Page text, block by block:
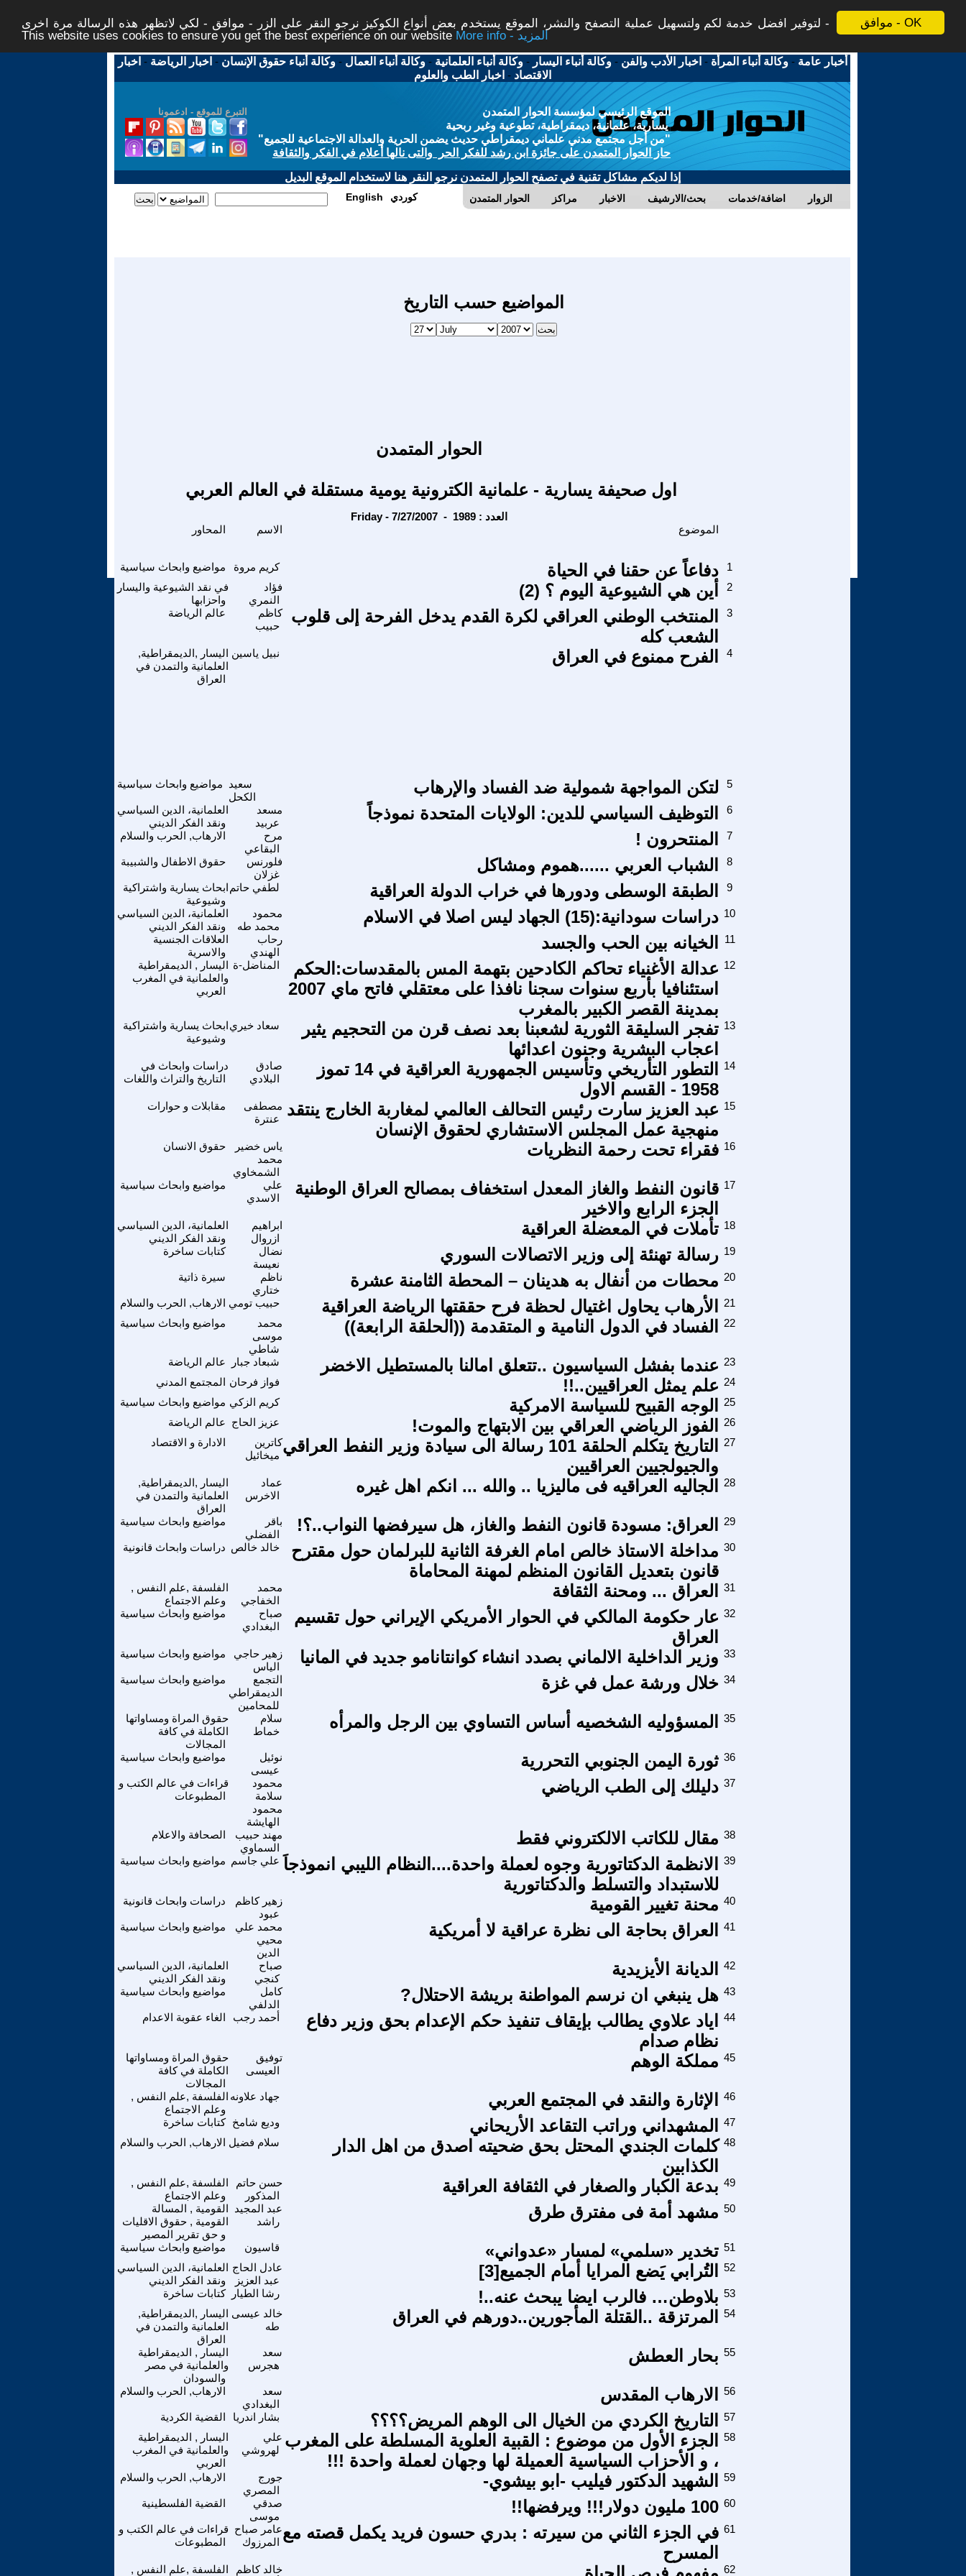
موافق - OK
لتوفير افضل خدمة لكم ولتسهيل عملية التصفح والنشر، الموقع يستخدم بعض أنواع الكوكيز نرجو النقر على الزر - موافق - لكي لاتظهر هذه الرسالة مرة اخرى -
This website uses cookies to ensure you get the best experience on our website
More info - المزيد
أخبار عامة -وكالة أنباء المرأة - اخبار الأدب والفن -وكالة أنباء اليسار -وكالة أنباء العلمانية -وكالة أنباء العمال -وكالة أنباء حقوق الإنسان - اخبار الرياضة - اخبار
الاقتصاد - اخبار الطب والعلوم
التبرع للموقع - ادعمونا
الموقع الرئيسي لمؤسسة الحوار المتمدن
يسارية، علمانية، ديمقراطية، تطوعية وغير ربحية
"من أجل مجتمع مدني علماني ديمقراطي حديث يضمن الحرية والعدالة الاجتماعية للجميع"
حاز الحوار المتمدن على جائزة ابن رشد للفكر الحر والتى نالها أعلام في الفكر والثقافة
إذا لديكم مشاكل تقنية في تصفح الحوار المتمدن نرجو النقر هنا لاستخدام الموقع البديل
الحوار المتمدن مراكز الاخبار بحث/الارشيف اضافة/خدمات الزوار English كوردي
المواضيع حسب التاريخ
الحوار المتمدن
اول صحيفة يسارية - علمانية الكترونية يومية مستقلة في العالم العربي
Friday - 7/27/2007 - العدد : 1989
الاسم الموضوع
مواضيع وابحاث سياسية كريم مروة دفاعاً عن حقنا في الحياة
1
في نقد الشيوعية واليسار
واحزابها
فؤاد
النمري
أين هي الشيوعية اليوم ؟ (2) 2
عالم الرياضة
كاظم
حبيب
المنتخب الوطني العراقي لكرة القدم يدخل الفرحة إلى قلوب
الشعب كله
3
اليسار ,الديمقراطية,
العلمانية والتمدن في
العراق
نبيل ياسين الفرح ممنوع في العراق 4
مواضيع وابحاث سياسية سعيد
الكحل
لتكن المواجهة شمولية ضد الفساد والإرهاب 5
العلمانية، الدين السياسي
ونقد الفكر الديني
مسعد
عربيد
التوظيف السياسي للدين: الولايات المتحدة نموذجاً 6
الارهاب, الحرب والسلام
مرح
البقاعي
المنتحرون ‍! 7
حقوق الاطفال والشبيبة
فلورنس
غزلان
الشباب العربي ......هموم ومشاكل 8
ابحاث يسارية واشتراكية
وشيوعية
لطفي حاتم الطبقة الوسطى ودورها في خراب الدولة العراقية 9
العلمانية، الدين السياسي
ونقد الفكر الديني
محمود
محمد طه
دراسات سودانية:(15) الجهاد ليس اصلا في الاسلام 10
العلاقات الجنسية
والاسرية
رحاب
الهندي
الخيانه بين الحب والجسد 11
اليسار , الديمقراطية
والعلمانية في المغرب
العربي
المناضل-ة
عدالة الأغنياء تحاكم الكادحين بتهمة المس بالمقدسات:الحكم
استئنافيا بأربع سنوات سجنا نافذا على معتقلي فاتح ماي 2007
بمدينة القصر الكبير بالمغرب
12
ابحاث يسارية واشتراكية
وشيوعية
سعاد خيري
تفجر السليقة الثورية لشعبنا بعد نصف قرن من التحجيم يثير
اعجاب البشرية وجنون اعدائها
13
دراسات وابحاث في
التاريخ والتراث واللغات
صادق
البلادي
التطور التأريخي وتأسيس الجمهورية العراقية في 14 تموز
1958 - القسم الاول
14
مقابلات و حوارات
مصطفى
عنترة
عبد العزيز سارت رئيس التحالف العالمي لمغاربة الخارج ينتقد
منهجية عمل المجلس الاستشاري لحقوق الإنسان
15
حقوق الانسان
ياس خضير
محمد
الشمخاوي
فقراء تحت رحمة النظريات 16
مواضيع وابحاث سياسية
علي
الاسدي
قانون النفط والغاز المعدل استخفاف بمصالح العراق الوطنية
الجزء الرابع والاخير
17
العلمانية، الدين السياسي
ونقد الفكر الديني
ابراهيم
ازروال
تأملات في المعضلة العراقية 18
كتابات ساخرة
نضال
نعيسة
رسالة تهنئة إلى وزير الاتصالات السوري 19
سيرة ذاتية
ناظم
ختاري
محطات من أنفال به هدينان – المحطة الثامنة عشرة 20
الارهاب, الحرب والسلام حبيب تومي الأرهاب يحاول اغتيال لحظة فرح حققتها الرياضة العراقية
21
مواضيع وابحاث سياسية
محمد
موسى
شاطي
الفساد في الدول النامية و المتقدمة ((الحلقة الرابعة)) 22
عالم الرياضة شبعاد جبار عندما بفشل السياسيون ..تتعلق امالنا بالمستطيل الاخضر 23
المجتمع المدني فواز فرحان علم يمثل العراقيين..!! 24
مواضيع وابحاث سياسية كريم الزكي الوجه القبيح للسياسة الامركية
25
عالم الرياضة عزيز الحاج الفوز الرياضي العراقي بين الابتهاج والموت!
26
الادارة و الاقتصاد
كاترين
ميخائيل التاريخ يتكلم الحلقة 101 رسالة الى سيادة وزير النفط العراقي
والجيولجيين العراقيين
27
اليسار ,الديمقراطية,
العلمانية والتمدن في
العراق
عماد
الاخرس
الجاليه العراقيه فى ماليزيا .. والله ... انكم اهل غيره 28
مواضيع وابحاث سياسية
باقر
الفضلي
العراق: مسودة قانون النفط والغاز، هل سيرفضها النواب..؟! 29
دراسات وابحاث قانونية خالد خالص
مداخلة الاستاذ خالص امام الغرفة الثانية للبرلمان حول مقترح
قانون بتعديل القانون المنظم لمهنة المحاماة
30
الفلسفة ,علم النفس ,
وعلم الاجتماع
محمد
الخفاجي
العراق ... ومحنة الثقافة 31
مواضيع وابحاث سياسية
صباح
البغدادي
عار حكومة المالكي في الحوار الأمريكي الإيراني حول تقسيم
العراق
32
مواضيع وابحاث سياسية
زهير حاجي
الياس
وزير الداخلية الالماني بصدد انشاء كوانتانامو جديد في المانيا 33
مواضيع وابحاث سياسية
التجمع
الديمقراطي
للمحامين
خلال ورشة عمل في غزة 34
حقوق المراة ومساواتها
الكاملة في كافة
المجالات
سلام
خماط
المسؤوليه الشخصيه أساس التساوي بين الرجل والمرأه 35
مواضيع وابحاث سياسية
نوئيل
عيسى
ثورة اليمن الجنوبي التحررية 36
قراءات في عالم الكتب و
المطبوعات
محمود
سلامة
محمود
الهايشة
دليلك إلى الطب الرياضي 37
الصحافة والاعلام
مهند حبيب
السماوي
مقال للكاتب الالكتروني فقط 38
مواضيع وابحاث سياسية علي جاسم الانظمة الدكتاتورية وجوه لعملة واحدة....النظام الليبي انموذجاَ
للاستبداد والتسلط والدكتاتورية
39
دراسات وابحاث قانونية
زهير كاظم
عبود
محنة تغيير القومية 40
مواضيع وابحاث سياسية
محمد علي
محيي
الدين
العراق بحاجة الى نظرة عراقية لا أمريكية 41
العلمانية، الدين السياسي
ونقد الفكر الديني
صباح
كنجي
الديانة الأيزيدية 42
مواضيع وابحاث سياسية
كامل
الدلفي
هل ينبغي ان نرسم المواطنة بريشة الاحتلال? 43
الغاء عقوبة الاعدام أحمد رجب
اياد علاوي يطالب بإيقاف تنفيذ حكم الإعدام بحق وزير دفاع
نظام صدام
44
حقوق المراة ومساواتها
الكاملة في كافة
المجالات
توفيق
العيسى
مملكة الوهم 45
الفلسفة ,علم النفس ,
وعلم الاجتماع
جهاد علاونه الإثارة والنقد في المجتمع العربي 46
كتابات ساخرة وديع شامخ المشهداني وراتب التقاعد الأريحاني
47
الارهاب, الحرب والسلام سلام فضيل
كلمات الجندي المحتل بحق ضحيته اصدق من اهل الدار
الكذابين
48
الفلسفة ,علم النفس ,
وعلم الاجتماع
حسن حاتم
المذكور
بدعة الكبار والصغار في الثقافة العراقية 49
القومية , المسالة
القومية , حقوق الاقليات
و حق تقرير المصير
عبد المجيد
راشد
مشهد أمة فى مفترق طرق 50
مواضيع وابحاث سياسية قاسيون تخدير «سلمي» لمسار «عدواني» 51
العلمانية، الدين السياسي
ونقد الفكر الديني
عادل الحاج
عبد العزيز
التُرابي يَضع المرايا أمام الجميع[3] 52
كتابات ساخرة رشا الطيار بلاوطن… فالرب ايضا يبحث عنه..! 53
اليسار ,الديمقراطية,
العلمانية والتمدن في
العراق
خالد عيسى
طه
المرتزقة ..القتلة المأجورين..دورهم في العراق 54
اليسار , الديمقراطية
والعلمانية في مصر
والسودان
سعد
هجرس
بحار العطش 55
الارهاب, الحرب والسلام
سعد
البغدادي
الارهاب المقدس 56
القضية الكردية بشار اندريا التاريخ الكردي من الخيال الى الوهم المريض؟؟؟؟
57
اليسار , الديمقراطية
والعلمانية في المغرب
العربي
علي
لهروشي الجزء الأول من موضوع : القبية العلوية المسلطة على المغرب
، و الأحزاب السياسية العميلة لها وجهان لعملة واحدة !!!
58
الارهاب, الحرب والسلام
جورج
المصري
الشهيد الدكتور فيليب -ابو بيشوي- 59
القضية الفلسطينية
صدقي
موسى
100 مليون دولار!!! ويرفضها!! 60
قراءات في عالم الكتب و
المطبوعات
عامر صباح
المرزوك في الجزء الثاني من سيرته : بدري حسون فريد يكمل قصته مع
المسرح
61
الفلسفة ,علم النفس , خالد كاظم 62